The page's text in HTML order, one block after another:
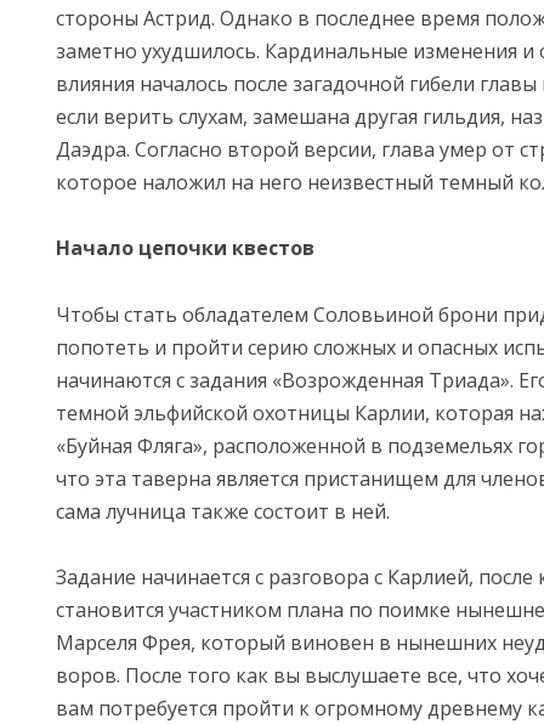
стороны Астрид. Однако в последнее время
заметно ухудшилось. Кардинальные изменения и
влияния началось после загадочной гибели
если верить слухам, замешана другая гильдия,
Даэдра. Согласно второй версии, глава умер от
которое наложил на него неизвестный темный
Начало цепочки квестов
Чтобы стать обладателем Соловьиной брони
попотеть и пройти серию сложных и опасных
начинаются с задания «Возрожденная Триада».
темной эльфийской охотницы Карлии, которая
«Буйная Фляга», расположенной в подземельях
что эта таверна является пристанищем для
сама лучница также состоит в ней.
Задание начинается с разговора с Карлией,
становится участником плана по поимке
Марселя Фрея, который виновен в нынешних
воров. После того как вы выслушаете все, что
вам потребуется пройти к огромному древнему